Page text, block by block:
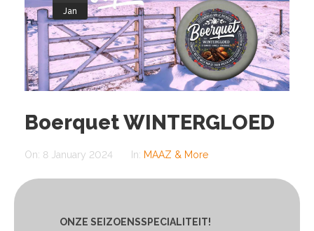
The chain
Our range
Quality and CSR
Jan
Boerquet WINTERGLOED
On: 8 January 2024 In: MAAZ & More
ONZE SEIZOENSSPECIALITEIT!